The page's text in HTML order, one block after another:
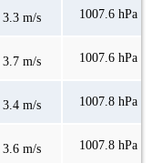
3.3 m/s 1007.6 hPa
3.7 m/s 1007.6 hPa
3.4 m/s 1007.8 hPa
3.6 m/s 1007.8 hPa